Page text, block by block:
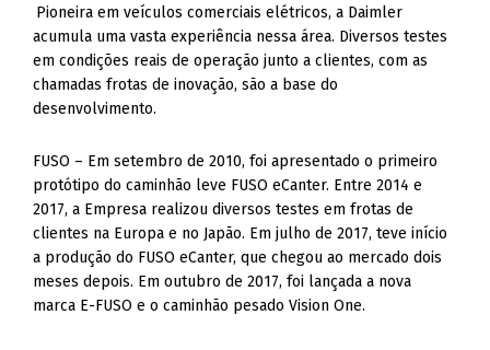
Pioneira em veículos comerciais elétricos, a Daimler
acumula uma vasta experiência nessa área. Diversos testes
em condições reais de operação junto a clientes, com as
chamadas frotas de inovação, são a base do
desenvolvimento.
FUSO – Em setembro de 2010, foi apresentado o primeiro
protótipo do caminhão leve FUSO eCanter. Entre 2014 e
2017, a Empresa realizou diversos testes em frotas de
clientes na Europa e no Japão. Em julho de 2017, teve início
a produção do FUSO eCanter, que chegou ao mercado dois
meses depois. Em outubro de 2017, foi lançada a nova
marca E-FUSO e o caminhão pesado Vision One.